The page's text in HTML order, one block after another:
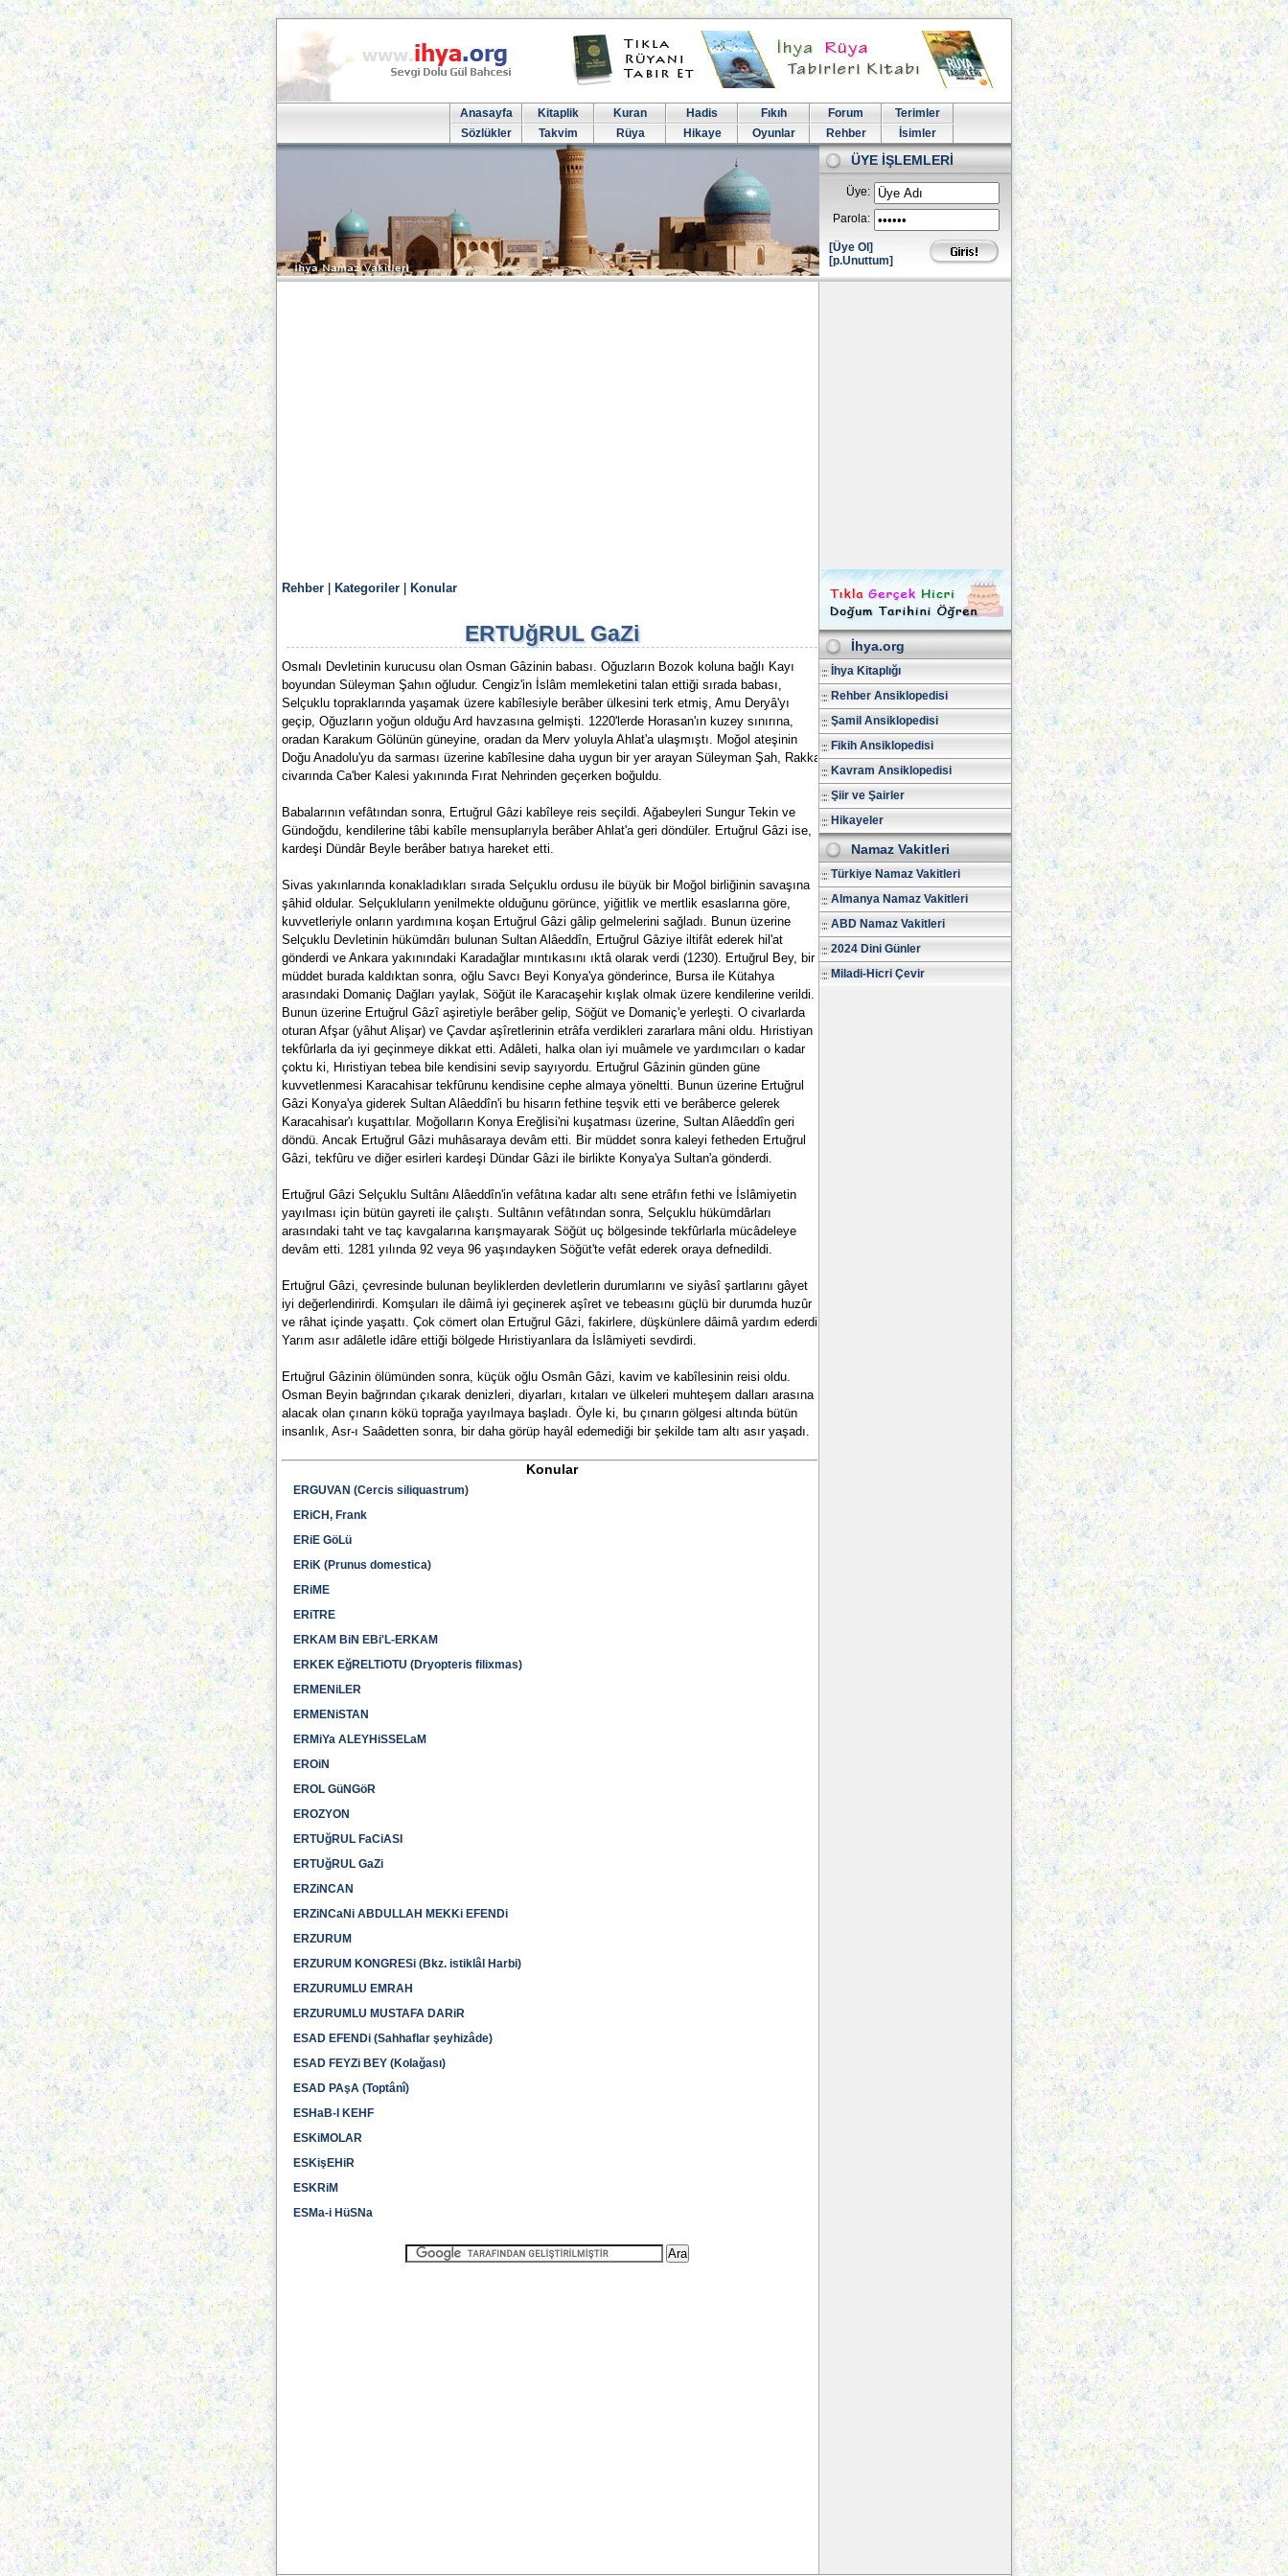
Anasayfa Kitaplik Kuran Hadis Fıkıh Forum
Terimler
Sözlükler
Takvim Rüya Hikaye Oyunlar Rehber İsimler
ÜYE İŞLEMLERİ
Üye:
Parola:
[Üye Ol]
[p.Unuttum]
Rehber Kategoriler Konular
ERTUğRUL GaZi
Osmalı Devletinin kurucusu olan Osman Gâzinin babası. Oğuzların Bozok koluna bağlı Kayı
boyundan Süleyman Şahın oğludur. Cengiz'in İslâm memleketini talan ettiği sırada babası,
Selçuklu topraklarında yaşamak üzere kabîlesiyle berâber ülkesini terk etmiş, Amu Deryâ'yı
geçip, Oğuzların yoğun olduğu Ard havzasına gelmişti. 1220'lerde Horasan'ın kuzey sınırına,
oradan Karakum Gölünün güneyine, oradan da Merv yoluyla Ahlat'a ulaşmıştı. Moğol ateşinin
Doğu Anadolu'yu da sarması üzerine kabîlesine daha uygun bir yer arayan Süleyman Şah, Rakka
civarında Ca'ber Kalesi yakınında Fırat Nehrinden geçerken boğuldu.
Babalarının vefâtından sonra, Ertuğrul Gâzi kabîleye reis seçildi. Ağabeyleri Sungur Tekin ve
Gündoğdu, kendilerine tâbi kabîle mensuplarıyla berâber Ahlat'a geri döndüler. Ertuğrul Gâzi ise,
kardeşi Dündâr Beyle berâber batıya hareket etti.
Sivas yakınlarında konakladıkları sırada Selçuklu ordusu ile büyük bir Moğol birliğinin savaşına
şâhid oldular. Selçukluların yenilmekte olduğunu görünce, yiğitlik ve mertlik esaslarına göre,
kuvvetleriyle onların yardımına koşan Ertuğrul Gâzi gâlip gelmelerini sağladı. Bunun üzerine
Selçuklu Devletinin hükümdârı bulunan Sultan Alâeddîn, Ertuğrul Gâziye iltifât ederek hil'at
gönderdi ve Ankara yakınındaki Karadağlar mıntıkasını ıktâ olarak verdi (1230). Ertuğrul Bey, bir
müddet burada kaldıktan sonra, oğlu Savcı Beyi Konya'ya gönderince, Bursa ile Kütahya
arasındaki Domaniç Dağları yaylak, Söğüt ile Karacaşehir kışlak olmak üzere kendilerine verildi.
Bunun üzerine Ertuğrul Gâzî aşiretiyle berâber gelip, Söğüt ve Domaniç'e yerleşti. O civarlarda
oturan Afşar (yâhut Alişar) ve Çavdar aşîretlerinin etrâfa verdikleri zararlara mâni oldu. Hıristiyan
tekfûrlarla da iyi geçinmeye dikkat etti. Adâleti, halka olan iyi muâmele ve yardımcıları o kadar
çoktu ki, Hıristiyan tebea bile kendisini sevip sayıyordu. Ertuğrul Gâzinin günden güne
kuvvetlenmesi Karacahisar tekfûrunu kendisine cephe almaya yöneltti. Bunun üzerine Ertuğrul
Gâzi Konya'ya giderek Sultan Alâeddîn'i bu hisarın fethine teşvik etti ve berâberce gelerek
Karacahisar'ı kuşattılar. Moğolların Konya Ereğlisi'ni kuşatması üzerine, Sultan Alâeddîn geri
döndü. Ancak Ertuğrul Gâzi muhâsaraya devâm etti. Bir müddet sonra kaleyi fetheden Ertuğrul
Gâzi, tekfûru ve diğer esirleri kardeşi Dündar Gâzi ile birlikte Konya'ya Sultan'a gönderdi.
Ertuğrul Gâzi Selçuklu Sultânı Alâeddîn'in vefâtına kadar altı sene etrâfın fethi ve İslâmiyetin
yayılması için bütün gayreti ile çalıştı. Sultânın vefâtından sonra, Selçuklu hükümdârları
arasındaki taht ve taç kavgalarına karışmayarak Söğüt uç bölgesinde tekfûrlarla mücâdeleye
devâm etti. 1281 yılında 92 veya 96 yaşındayken Söğüt'te vefât ederek oraya defnedildi.
Ertuğrul Gâzi, çevresinde bulunan beyliklerden devletlerin durumlarını ve siyâsî şartlarını gâyet
iyi değerlendirirdi. Komşuları ile dâimâ iyi geçinerek aşîret ve tebeasını güçlü bir durumda huzûr
ve râhat içinde yaşattı. Çok cömert olan Ertuğrul Gâzi, fakirlere, düşkünlere dâimâ yardım ederdi.
Yarım asır adâletle idâre ettiği bölgede Hıristiyanlara da İslâmiyeti sevdirdi.
Ertuğrul Gâzinin ölümünden sonra, küçük oğlu Osmân Gâzi, kavim ve kabîlesinin reisi oldu.
Osman Beyin bağrından çıkarak denizleri, diyarları, kıtaları ve ülkeleri muhteşem dalları arasına
alacak olan çınarın kökü toprağa yayılmaya başladı. Öyle ki, bu çınarın gölgesi altında bütün
insanlık, Asr-ı Saâdetten sonra, bir daha görüp hayâl edemediği bir şekilde tam altı asır yaşadı.
Konular
ERGUVAN (Cercis siliquastrum)
ERiCH, Frank
ERiE GöLü
ERiK (Prunus domestica)
ERiME
ERiTRE
ERKAM BiN EBi'L-ERKAM
ERKEK EğRELTiOTU (Dryopteris filixmas)
ERMENiLER
ERMENiSTAN
ERMiYa ALEYHiSSELaM
EROiN
EROL GüNGöR
EROZYON
ERTUğRUL FaCiASI
ERTUğRUL GaZi
ERZiNCAN
ERZiNCaNi ABDULLAH MEKKi EFENDi
ERZURUM
ERZURUM KONGRESi (Bkz. istiklâl Harbi)
ERZURUMLU EMRAH
ERZURUMLU MUSTAFA DARiR
ESAD EFENDi (Sahhaflar şeyhizâde)
ESAD FEYZi BEY (Kolağası)
ESAD PAşA (Toptânî)
ESHaB-I KEHF
ESKiMOLAR
ESKişEHiR
ESKRiM
ESMa-i HüSNa
İhya.org
İhya Kitaplığı
Rehber Ansiklopedisi
Şamil Ansiklopedisi
Fikih Ansiklopedisi
Kavram Ansiklopedisi
Şiir ve Şairler
Hikayeler
Namaz Vakitleri
Türkiye Namaz Vakitleri
Almanya Namaz Vakitleri
ABD Namaz Vakitleri
2024 Dini Günler
Miladi-Hicri Çevir